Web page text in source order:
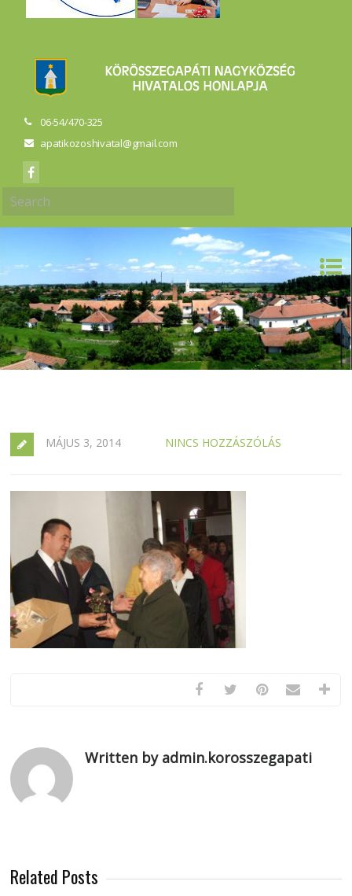
06-54/470-325
apatikozoshivatal@gmail.com
MÁJUS 3, 2014 NINCS HOZZÁSZÓLÁS
Written by admin.korosszegapati
Related Posts